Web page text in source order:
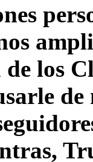
de los